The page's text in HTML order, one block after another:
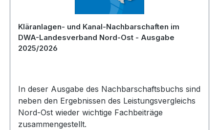
Kläranlagen- und Kanal-Nachbarschaften im
DWA-Landesverband Nord-Ost - Ausgabe
2025/2026
In deser Ausgabe des Nachbarschaftsbuchs sind
neben den Ergebnissen des Leistungsvergleichs
Nord-Ost wieder wichtige Fachbeiträge
zusammengestellt.